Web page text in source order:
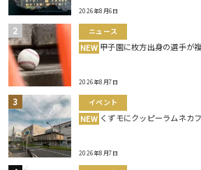
2026年8月6日
ニュース
NEW 甲子園に枚方出身の選手が
2026年8月7日
イベント
NEW くずモにクッピーラムネカ
2026年8月7日